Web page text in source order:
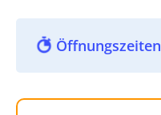
Öffnungszeiten